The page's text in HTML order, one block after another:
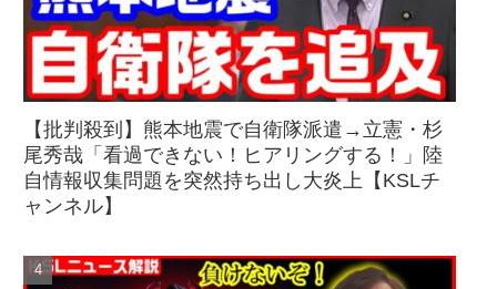
【批判殺到】熊本地震で自衛隊派遣→立憲・杉
尾秀哉「看過できない！ヒアリングする！」陸
自情報収集問題を突然持ち出し大炎上【KSLチ
ャンネル】